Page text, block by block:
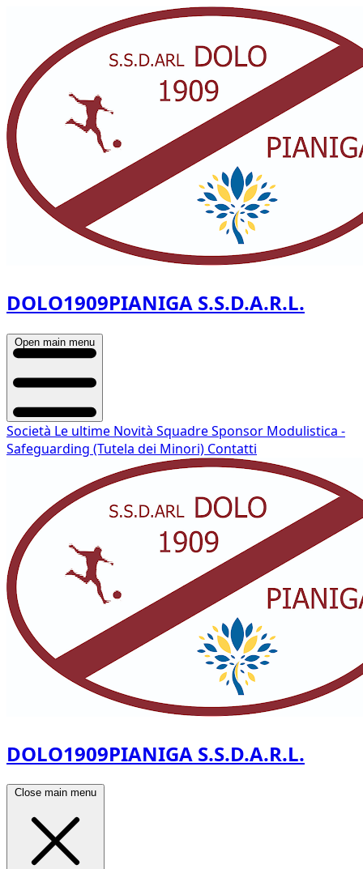
DOLO1909PIANIGA S.S.D.A.R.L.
Open main menu
Società Le ultime Novità SquadreSponsor Modulistica -
Safeguarding (Tutela dei Minori) Contatti
DOLO1909PIANIGA S.S.D.A.R.L.
Close main menu